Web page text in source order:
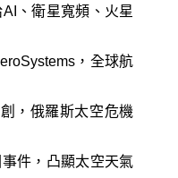
、衛星寬頻、火星
，全球航
，俄羅斯太空危機
件，凸顯太空天氣